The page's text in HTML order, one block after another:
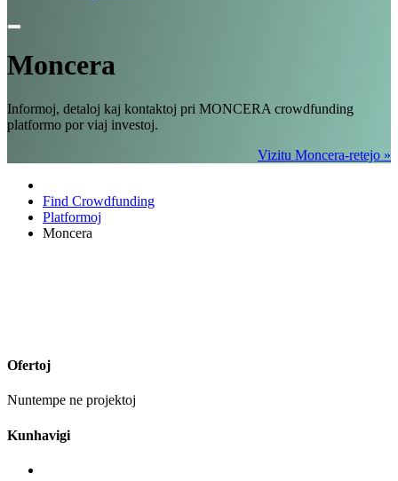
Moncera
Informoj, detaloj kaj kontaktoj pri MONCERA crowdfunding
platformo por viaj investoj.
Vizitu Moncera-retejo »
Find Crowdfunding
Platformoj
Moncera
Ofertoj
Nuntempe ne projektoj
Kunhavigi